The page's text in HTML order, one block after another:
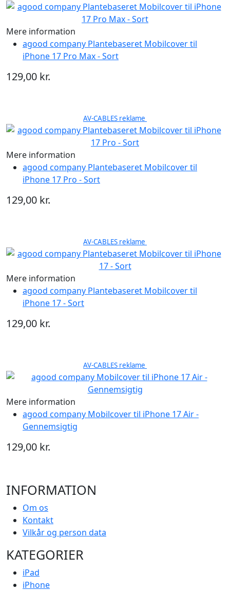
Mere information
agood company Plantebaseret Mobilcover til
iPhone 17 Pro Max - Sort
129,00 kr.
AV-CABLES reklame
Mere information
agood company Plantebaseret Mobilcover til
iPhone 17 Pro - Sort
129,00 kr.
AV-CABLES reklame
Mere information
agood company Plantebaseret Mobilcover til
iPhone 17 - Sort
129,00 kr.
AV-CABLES reklame
Mere information
agood company Mobilcover til iPhone 17 Air -
Gennemsigtig
129,00 kr.
INFORMATION
Om os
Kontakt
Vilkår og person data
KATEGORIER
iPad
iPhone